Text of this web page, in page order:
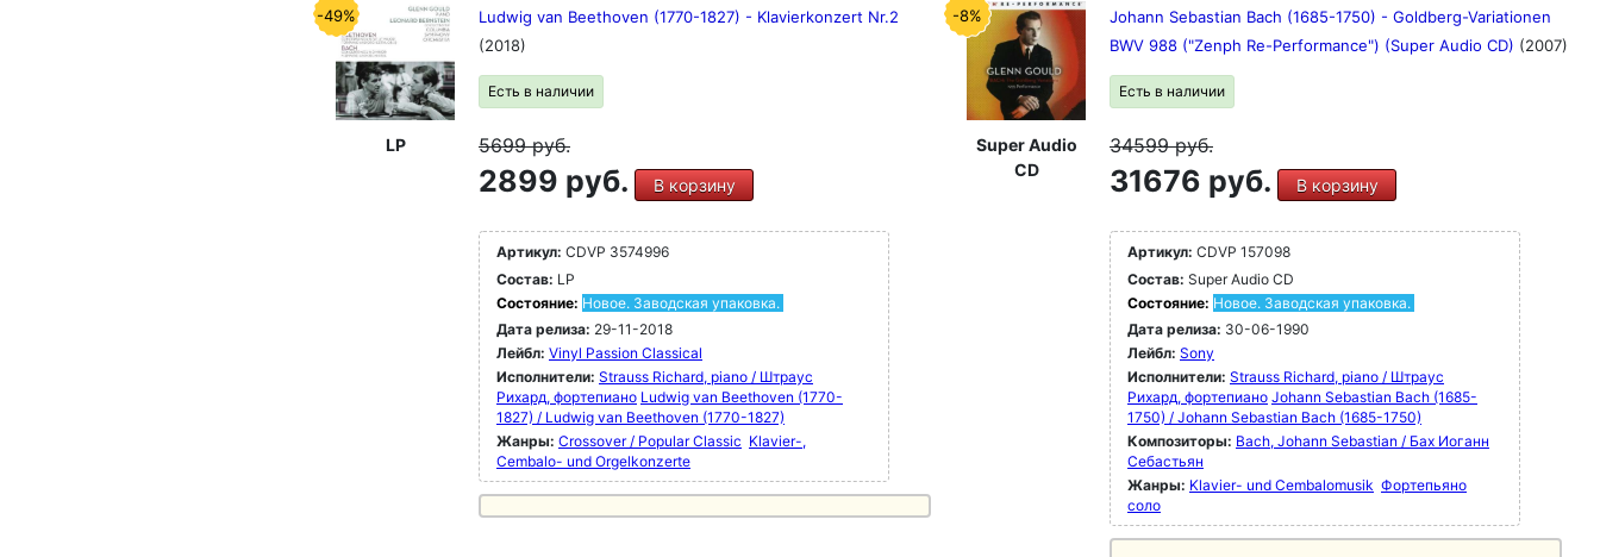
-49%
LP
Ludwig van Beethoven (1770-1827) - Klavierkonzert Nr.2
(2018)
Есть в наличии
5699руб.
2899 руб. В корзину
Артикул: CDVP 3574996
Состав: LP
Состояние: Новое. Заводская упаковка.
Дата релиза: 29-11-2018
Лейбл: Vinyl Passion Classical
Исполнители: Strauss Richard, piano / Штраус
Рихард, фортепиано Ludwig van Beethoven (1770-
1827) / Ludwig van Beethoven (1770-1827)
Жанры: Crossover / Popular Classic Klavier-,
Cembalo- und Orgelkonzerte
-8%
Super Audio
CD
Johann Sebastian Bach (1685-1750) - Goldberg-Variationen
BWV 988 ("Zenph Re-Performance") (Super Audio CD) (2007)
Есть в наличии
34599руб.
31676 руб. В корзину
Артикул: CDVP 157098
Состав: Super Audio CD
Состояние: Новое. Заводская упаковка.
Дата релиза: 30-06-1990
Лейбл: Sony
Исполнители: Strauss Richard, piano / Штраус
Рихард, фортепиано Johann Sebastian Bach (1685-
1750) / Johann Sebastian Bach (1685-1750)
Композиторы: Bach, Johann Sebastian / Бах Иоганн
Себастьян
Жанры: Klavier- und Cembalomusik Фортепьяно
соло